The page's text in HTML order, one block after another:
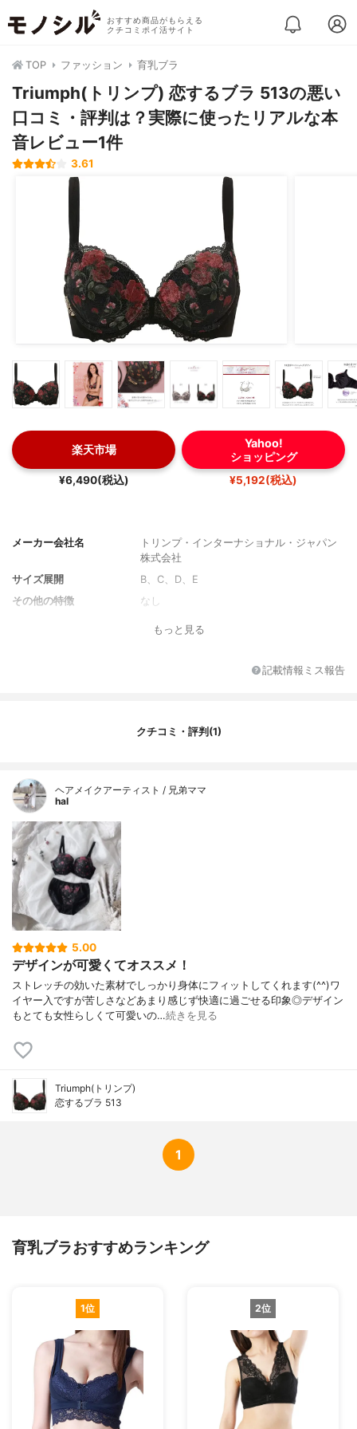
おすすめ商品がもらえる
クチコミポイ活サイト
TOP ファッション 育乳ブラ
Triumph(トリンプ) 恋するブラ 513の悪い
口コミ・評判は？実際に使ったリアルな本
音レビュー1件
3.61
楽天市場
¥6,490(税込)
Yahoo!
ショッピング
¥5,192(税込)
メーカー会社名
トリンプ・インターナショナル・ジャパン
株式会社
サイズ展開
B、C、D、E
その他の特徴
なし
もっと見る
記載情報ミス報告
クチコミ・評判(1)
ヘアメイクアーティスト / 兄弟ママ
hal
5.00
デザインが可愛くてオススメ！
ストレッチの効いた素材でしっかり身体にフィットしてくれます(^^)ワ
イヤー入ですが苦しさなどあまり感じず快適に過ごせる印象◎デザイン
もとても女性らしくて可愛いの…続きを見る
Triumph(トリンプ)
恋するブラ 513
1
育乳ブラおすすめランキング
1位 2位